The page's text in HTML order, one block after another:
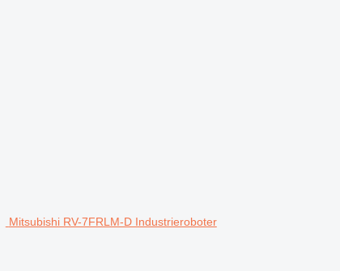
Mitsubishi RV-7FRLM-D Industrieroboter